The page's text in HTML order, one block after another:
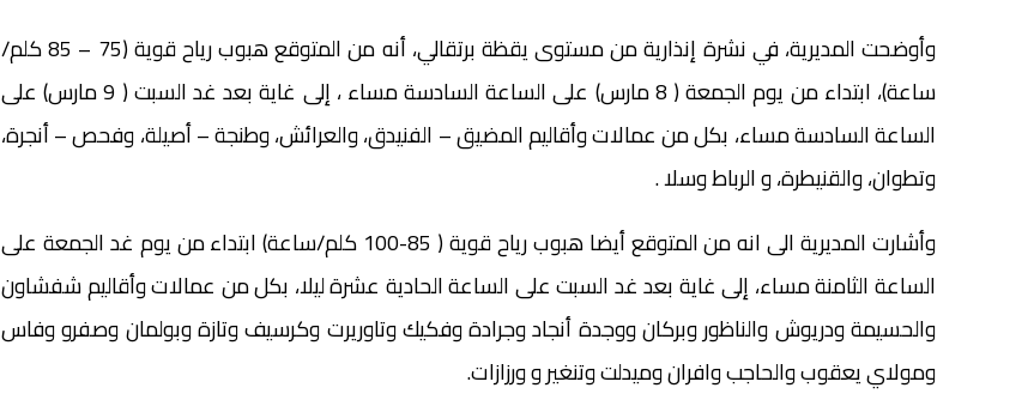
وأوضحت المديرية، في نشرة إنذارية من مستوى يقظة برتقالي، أنه من المتوقع هبوب رياح قوية (75 – 85 كلم/
ساعة)، ابتداء من يوم الجمعة ( 8 مارس) على الساعة السادسة مساء ، إلى غاية بعد غد السبت ( 9 مارس) على
الساعة السادسة مساء، بكل من عمالات وأقاليم المضيق – الفنيدق، والعرائش، وطنجة – أصيلة، وفحص – أنجرة،
وتطوان، والقنيطرة، و الرباط وسلا .
وأشارت المديرية الى انه من المتوقع أيضا هبوب رياح قوية ( 85-100 كلم/ساعة) ابتداء من يوم غد الجمعة على
الساعة الثامنة مساء، إلى غاية بعد غد السبت على الساعة الحادية عشرة ليلا، بكل من عمالات وأقاليم شفشاون
والحسيمة ودريوش والناظور وبركان ووجدة أنجاد وجرادة وفكيك وتاوريرت وكرسيف وتازة وبولمان وصفرو وفاس
ومولاي يعقوب والحاجب وافران وميدلت وتنغير و ورزازات.